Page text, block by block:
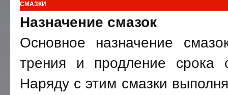
СМАЗКИ
Назначение смазок
Основное назначение
трения и продление
Наряду с этим смазки